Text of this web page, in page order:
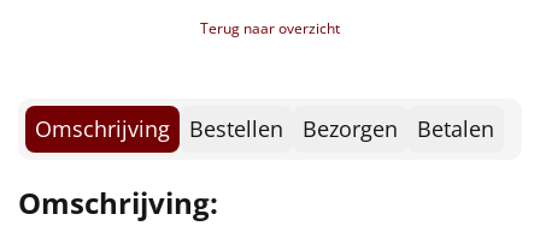
Slowcooker POPULAIR
Terug naar overzicht
Omschrijving Bestellen Bezorgen Betalen
Omschrijving: